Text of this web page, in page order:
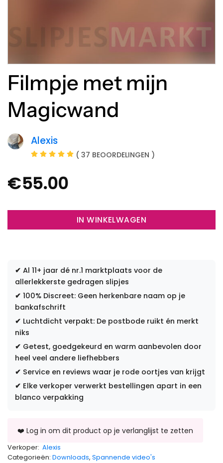
Filmpje met mijn
Magicwand
Alexis
( 37 BEOORDELINGEN )
€55.00
IN WINKELWAGEN
✔ Al 11+ jaar dé nr.1 marktplaats voor de
allerlekkerste gedragen slipjes
✔ 100% Discreet: Geen herkenbare naam op je
bankafschrift
✔ Luchtdicht verpakt: De postbode ruikt én merkt
niks
✔ Getest, goedgekeurd en warm aanbevolen door
heel veel andere liefhebbers
✔ Service en reviews waar je rode oortjes van krijgt
✔ Elke verkoper verwerkt bestellingen apart in een
blanco verpakking
Verkoper: Alexis
Categorieën: Downloads, Spannende video's